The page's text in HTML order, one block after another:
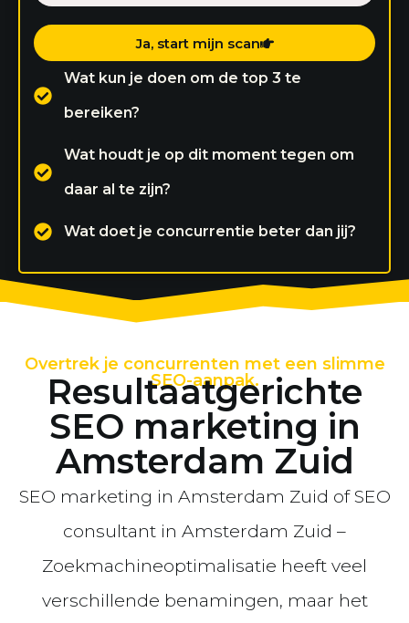
Ja, start mijn scan
Wat kun je doen om de top 3 te
bereiken?
Wat houdt je op dit moment tegen om
daar al te zijn?
Wat doet je concurrentie beter dan jij?
Overtrek je concurrenten met een slimme
SEO-aanpak.
Resultaatgerichte
SEO marketing in
Amsterdam Zuid
SEO marketing in Amsterdam Zuid of SEO
consultant in Amsterdam Zuid –
Zoekmachineoptimalisatie heeft veel
verschillende benamingen, maar het